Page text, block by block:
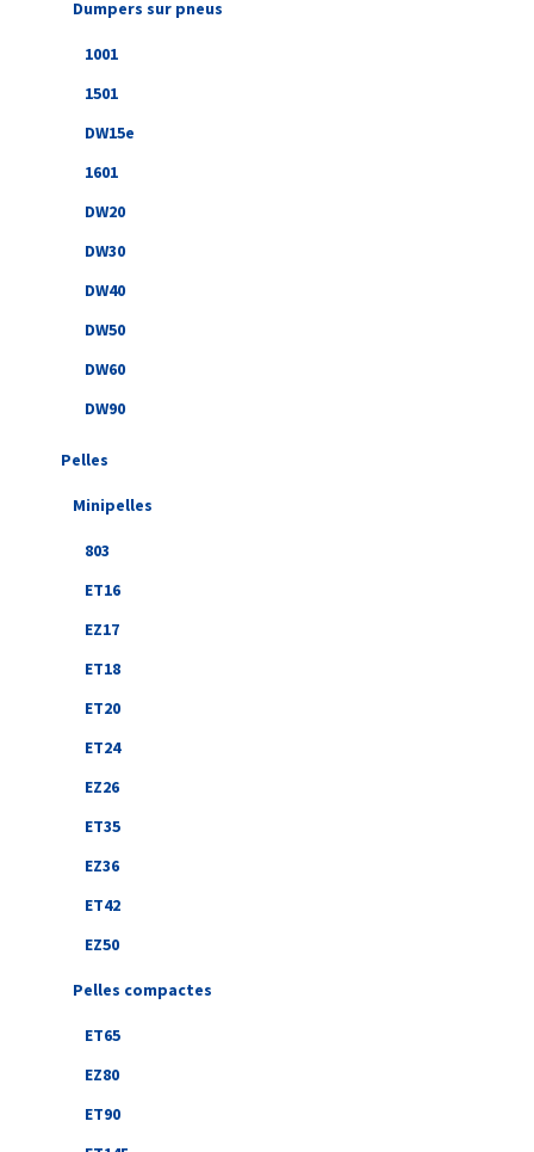
Dumpers sur pneus
1001
1501
DW15e
1601
DW20
DW30
DW40
DW50
DW60
DW90
Pelles
Minipelles
803
ET16
EZ17
ET18
ET20
ET24
EZ26
ET35
EZ36
ET42
EZ50
Pelles compactes
ET65
EZ80
ET90